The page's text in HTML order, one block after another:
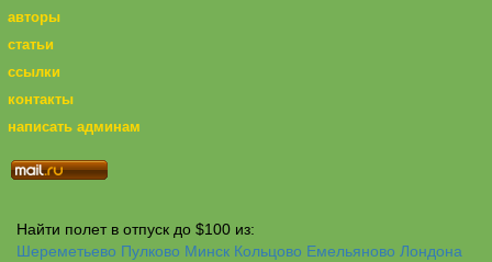
авторы
статьи
ссылки
контакты
написать админам
Найти полет в отпуск до $100 из:
Шереметьево Пулково Минск Кольцово Емельяново Лондона